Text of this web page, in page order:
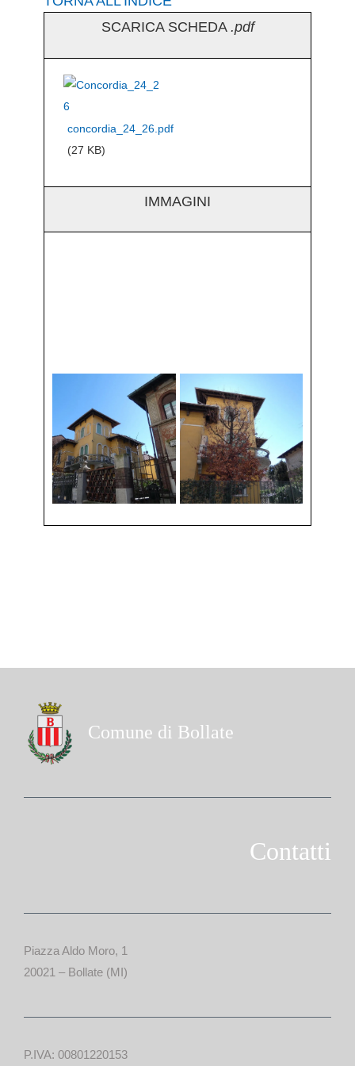
SCARICA SCHEDA .pdf
concordia_24_26.pdf
(27 KB)
IMMAGINI
Comune di Bollate
Contatti
Piazza Aldo Moro, 1
20021 – Bollate (MI)
P.IVA: 00801220153